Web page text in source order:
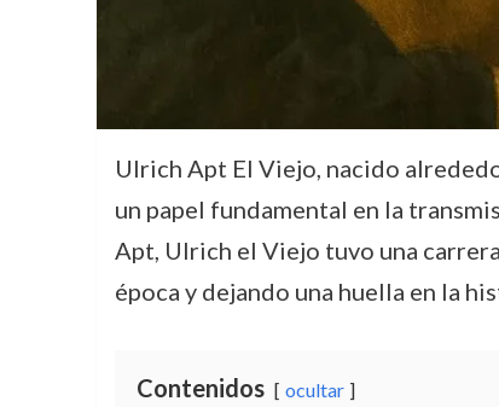
Ulrich Apt El Viejo, nacido
un papel fundamental en la
Apt, Ulrich el Viejo tuvo una
época y dejando una huella en la
Contenidos ocultar